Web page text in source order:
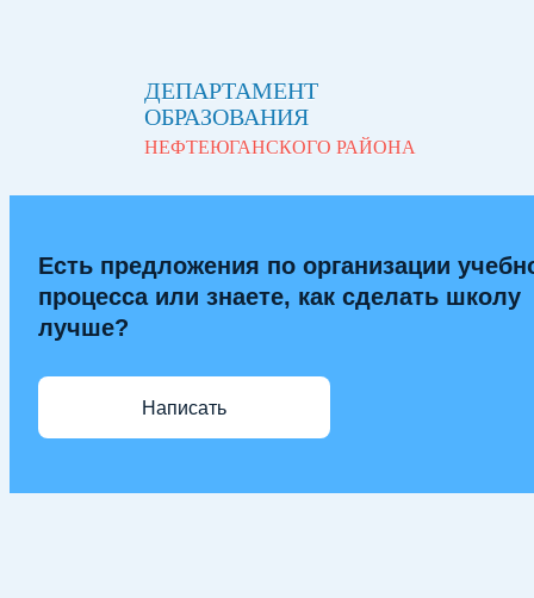
ДЕПАРТАМЕНТ
ОБРАЗОВАНИЯ
НЕФТЕЮГАНСКОГО РАЙОНА
Есть предложения по организации
процесса или знаете, как сделать школу
лучше?
Написать